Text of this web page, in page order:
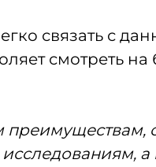
связать с
смотреть
преимуществам,